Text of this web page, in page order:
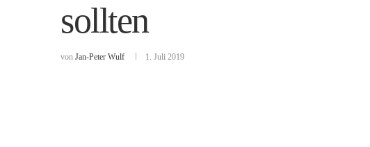
sollten
von Jan-Peter Wulf 1. Juli 2019